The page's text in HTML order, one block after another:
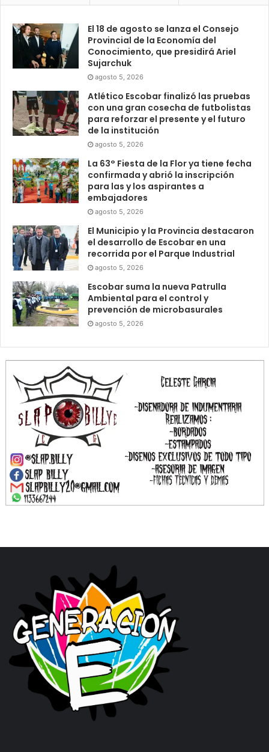
El 18 de agosto se lanza el Consejo
Provincial de la Economía del
Conocimiento, que presidirá Ariel
Sujarchuk
agosto 5, 2026
Atlético Escobar finalizó las pruebas
con una gran cosecha de futbolistas
para reforzar el presente y el futuro
de la institución
agosto 5, 2026
La 63° Fiesta de la Flor ya tiene fecha
confirmada y abrió la inscripción
para las y los aspirantes a
embajadores
agosto 5, 2026
El Municipio y la Provincia destacaron
el desarrollo de Escobar en una
recorrida por el Parque Industrial
agosto 5, 2026
Escobar suma la nueva Patrulla
Ambiental para el control y
prevención de microbasurales
agosto 5, 2026